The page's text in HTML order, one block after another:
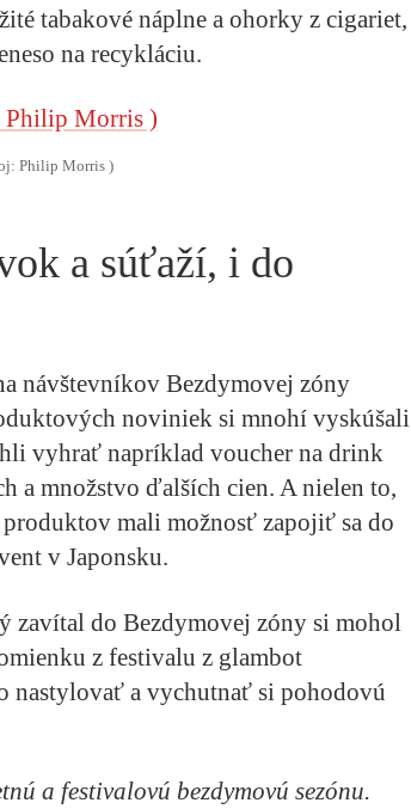
tabakové náplne a ohorky z cigariet,
na recykláciu.
Philip Morris )
a súťaží, i do
návštevníkov Bezdymovej zóny
noviniek si mnohí vyskúšali
vyhrať napríklad voucher na drink
a množstvo ďalších cien. A nielen to,
mali možnosť zapojiť sa do
v Japonsku.
zavítal do Bezdymovej zóny si mohol
z festivalu z glambot
nastylovať a vychutnať si pohodovú
a festivalovú bezdymovú sezónu.